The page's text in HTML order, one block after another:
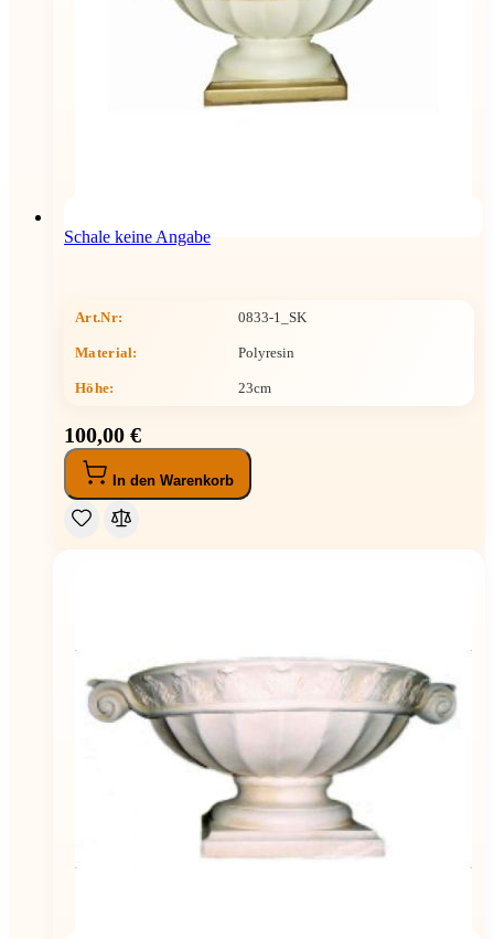
Schale keine Angabe
Art.Nr: 0833-1_SK
Material: Polyresin
Höhe: 23cm
100,00 €
In den Warenkorb